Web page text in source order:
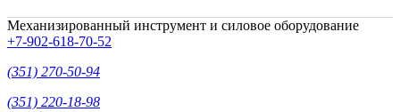
Механизированный инструмент и силовое оборудование
+7-902-618-70-52
(351) 270-50-94
(351) 220-18-98